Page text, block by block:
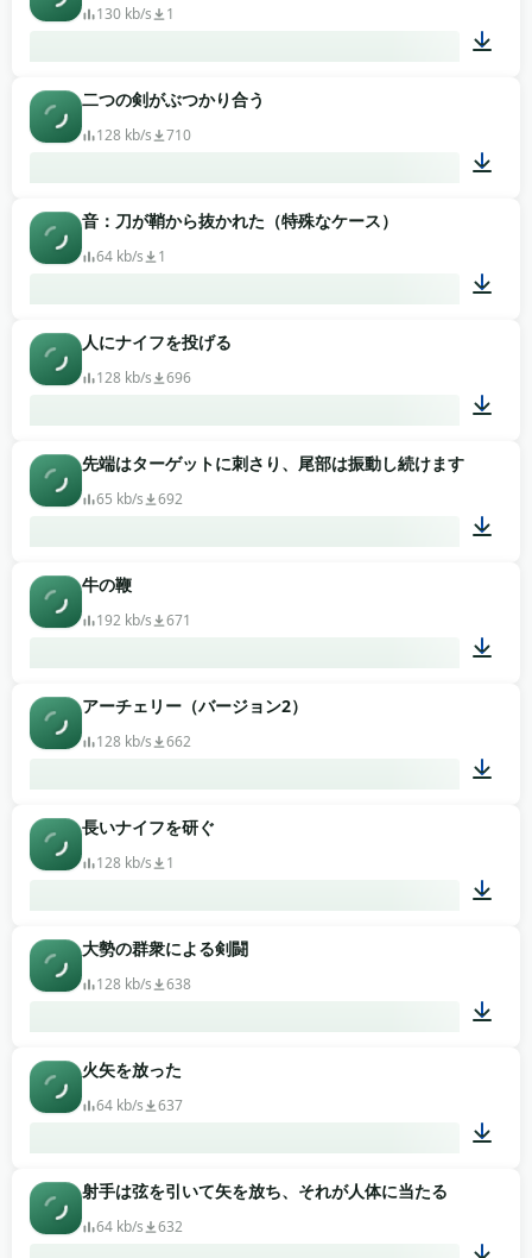
130 kb/s 1
二つの剣がぶつかり合う
128 kb/s 710
音：刀が鞘から抜かれた（特殊なケース）
64 kb/s 1
人にナイフを投げる
128 kb/s 696
00:01
先端はターゲットに刺さり、尾部は振動し続けます
65 kb/s 692
牛の鞭
192 kb/s 671
アーチェリー（バージョン2）
128 kb/s 662
長いナイフを研ぐ
128 kb/s 1
大勢の群衆による剣闘
128 kb/s 638
火矢を放った
64 kb/s 637
射手は弦を引いて矢を放ち、それが人体に当たる
64 kb/s 632